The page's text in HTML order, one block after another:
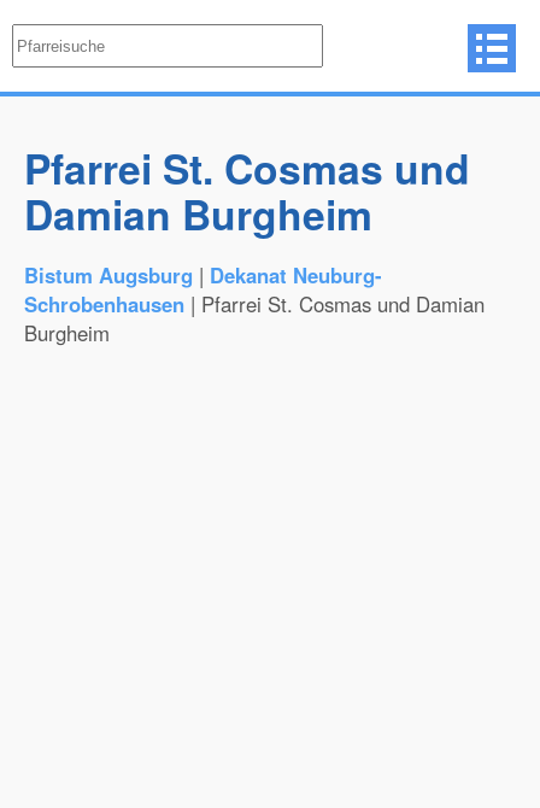
Pfarrei St. Cosmas und
Damian Burgheim
Bistum Augsburg | Dekanat Neuburg-
Schrobenhausen | Pfarrei St. Cosmas und Damian
Burgheim